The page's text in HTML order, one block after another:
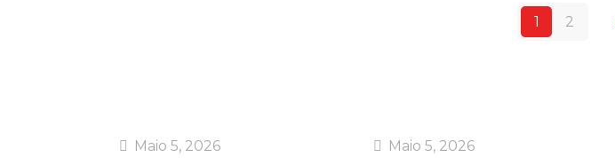
1 2
Maio 5, 2026 Maio 5, 2026